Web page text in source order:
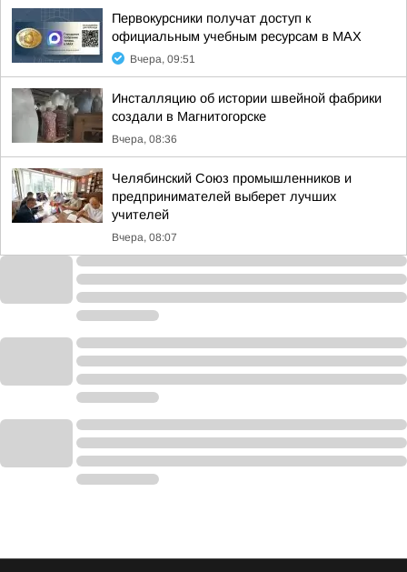
Первокурсники получат доступ к
официальным учебным ресурсам в MAX
Вчера, 09:51
Инсталляцию об истории швейной фабрики
создали в Магнитогорске
Вчера, 08:36
Челябинский Союз промышленников и
предпринимателей выберет лучших
учителей
Вчера, 08:07